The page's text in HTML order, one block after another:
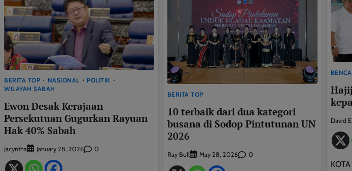
BERITA TOP NASIONAL
POLITIK
WILAYAH SABAH
Ewon Desak Kerajaan
Persekutuan Gugurkan Rayuan
Hak 40% Sabah
Jacyntha January 28, 2026 0
BERITA TOP
10 terbaik dari dua kategori
busana di Sodop Pintutunan UN
2026
Ray Bull May 28, 2026 0
David E.
This will close in